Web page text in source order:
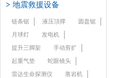
> 地震救援设备
链条锯 液压頂撑
圆盘锯
月球灯
发电机
提升三脚架
手动剪扩
起重气垫
蛇眼镜头
雷达生命探测仪
凿岩机